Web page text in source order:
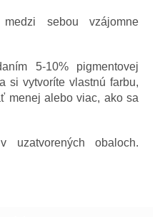
sebou vzájomne
5-10% pigmentovej
si vytvoríte vlastnú farbu,
menej alebo viac, ako sa
uzatvorených obaloch.